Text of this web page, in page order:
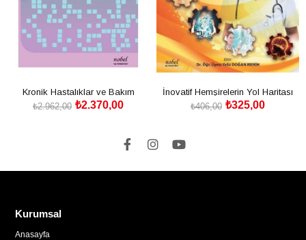
Kronik Hastalıklar ve Bakım
₺2.370,00
₺2.962,00
İnovatif Hemşirelerin Yol Haritası
₺325,00
₺406,00
Kurumsal
Anasayfa